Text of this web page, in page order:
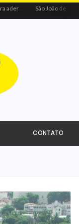
Natura adere à coalizão do Código de Defesa e Inclusão do Consumidor Negro
CONTATO